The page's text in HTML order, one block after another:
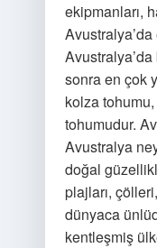
ekipmanları,
sonra en çok
kolza
tohumudur.
Avustralya
doğal
plajları,
dünyaca
kentleşmiş